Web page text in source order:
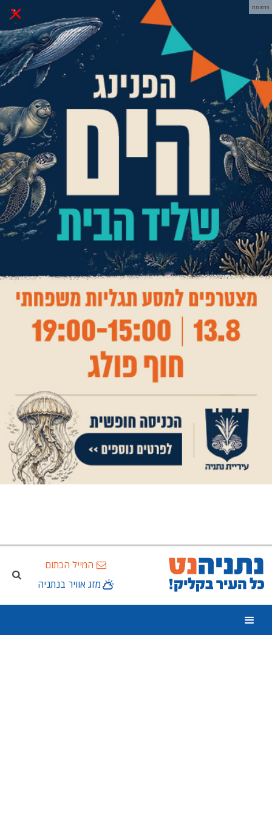
× פרסומת
המייל הכתום
מזג אוויר בנתניה